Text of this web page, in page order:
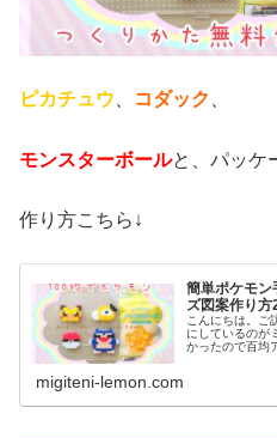
ピカチュウ コダック
モンスターボールと、パッケ
作り方こちら↓
簡単ポケモ
ズ図案作り方
こんにちは。ご
にしているのが
かったので百均
migiteni-lemon.com